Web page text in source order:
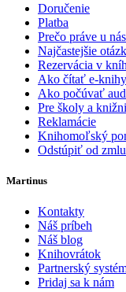
Doručenie
Platba
Prečo práve u
Najčastejšie
Rezervácia v
Ako čítať e-knihy
Ako počúvať
Pre školy a
Reklamácie
Knihomoľský
Odstúpiť od
Martinus
Kontakty
Náš príbeh
Náš blog
Knihovrátok
Partnerský
Pridaj sa k nám